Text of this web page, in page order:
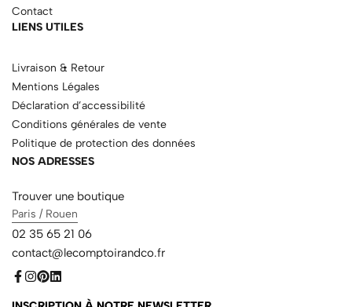
Contact
LIENS UTILES
Livraison & Retour
Mentions Légales
Déclaration d’accessibilité
Conditions générales de vente
Politique de protection des données
NOS ADRESSES
Trouver une boutique
Paris / Rouen
02 35 65 21 06
contact@lecomptoirandco.fr